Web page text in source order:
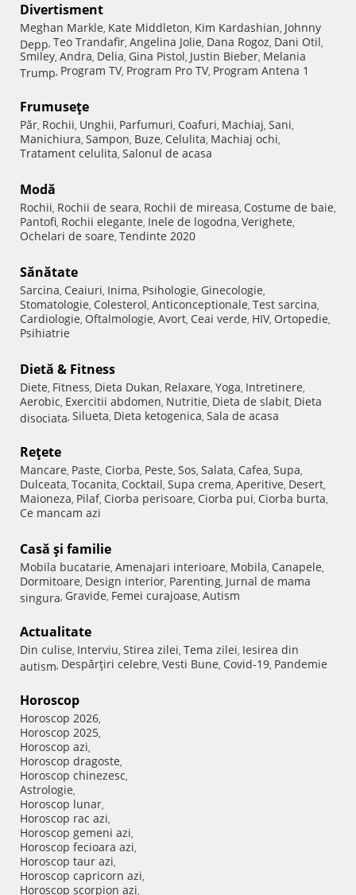
Divertisment
Meghan Markle, Kate Middleton, Kim Kardashian, Johnny
Depp, Teo Trandafir, Angelina Jolie, Dana Rogoz, Dani Otil,
Smiley, Andra, Delia, Gina Pistol, Justin Bieber, Melania
Trump, Program TV, Program Pro TV, Program Antena 1
Frumuseţe
Păr, Rochii, Unghii, Parfumuri, Coafuri, Machiaj, Sani,
Manichiura, Sampon, Buze, Celulita, Machiaj ochi,
Tratament celulita, Salonul de acasa
Modă
Rochii, Rochii de seara, Rochii de mireasa, Costume de baie,
Pantofi, Rochii elegante, Inele de logodna, Verighete,
Ochelari de soare, Tendinte 2020
Sănătate
Sarcina, Ceaiuri, Inima, Psihologie, Ginecologie,
Stomatologie, Colesterol, Anticonceptionale, Test sarcina,
Cardiologie, Oftalmologie, Avort, Ceai verde, HIV, Ortopedie,
Psihiatrie
Dietă & Fitness
Diete, Fitness, Dieta Dukan, Relaxare, Yoga, Intretinere,
Aerobic, Exercitii abdomen, Nutritie, Dieta de slabit, Dieta
disociata, Silueta, Dieta ketogenica, Sala de acasa
Reţete
Mancare, Paste, Ciorba, Peste, Sos, Salata, Cafea, Supa,
Dulceata, Tocanita, Cocktail, Supa crema, Aperitive, Desert,
Maioneza, Pilaf, Ciorba perisoare, Ciorba pui, Ciorba burta,
Ce mancam azi
Casă şi familie
Mobila bucatarie, Amenajari interioare, Mobila, Canapele,
Dormitoare, Design interior, Parenting, Jurnal de mama
singura, Gravide, Femei curajoase, Autism
Actualitate
Din culise, Interviu, Stirea zilei, Tema zilei, Iesirea din
autism, Despărţiri celebre, Vesti Bune, Covid-19, Pandemie
Horoscop
Horoscop 2026,
Horoscop 2025,
Horoscop azi,
Horoscop dragoste,
Horoscop chinezesc,
Astrologie,
Horoscop lunar,
Horoscop rac azi,
Horoscop gemeni azi,
Horoscop fecioara azi,
Horoscop taur azi,
Horoscop capricorn azi,
Horoscop scorpion azi,